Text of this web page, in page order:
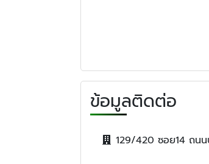
ข้อมูลติดต่อ
129/420 ซอย14 ถน